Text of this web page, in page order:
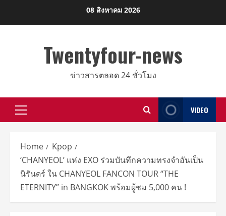
08 สิงหาคม 2026
Twentyfour-news
ข่าวสารตลอด 24 ชั่วโมง
Primary
VIDEO
Home
Kpop
‘CHANYEOL’ แห่ง EXO ร่วมบันทึกความทรงจำอันเป็น
นิรันดร์ ใน CHANYEOL FANCON TOUR “THE
ETERNITY” in BANGKOK พร้อมผู้ชม 5,000 คน !